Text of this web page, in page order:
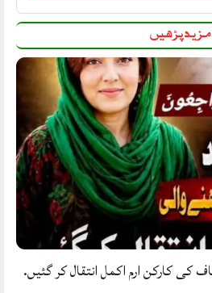
مزید پڑھیں
کی کارکن ارم اکمل انتقال کر گئیں.